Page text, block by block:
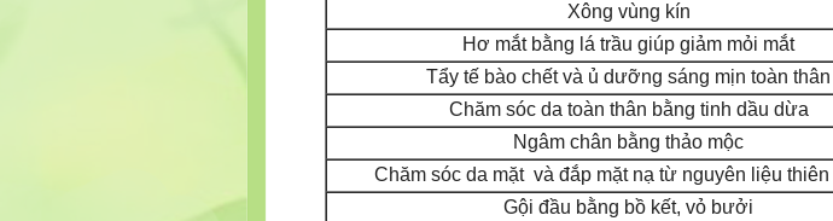
Xông vùng kín
Hơ mắt bằng lá trầu giúp giảm mỏi mắt
Tẩy tế bào chết và ủ dưỡng sáng mịn toàn thân
Chăm sóc da toàn thân bằng tinh dầu dừa
Ngâm chân bằng thảo mộc
Chăm sóc da mặt và đắp mặt nạ từ nguyên liệu thiên
Gội đầu bằng bồ kết, vỏ bưởi